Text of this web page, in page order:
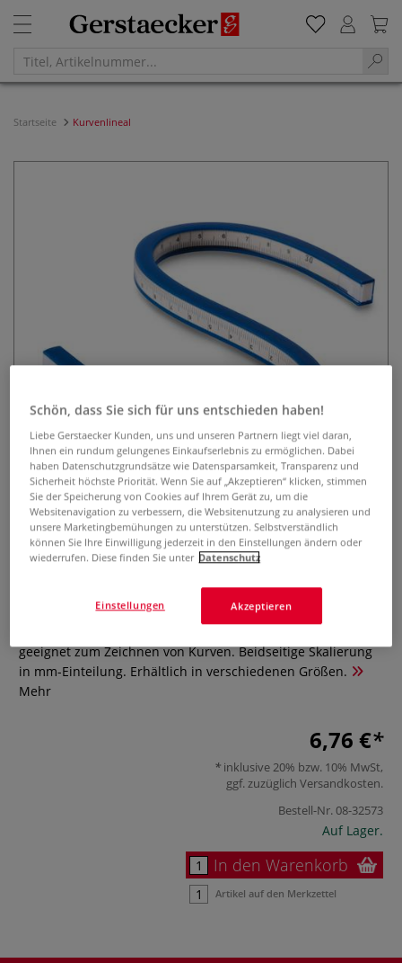
Startseite Kurvenlineal
Kurvenlineal
0 Bewertungen
geeignet zum Zeichnen von Kurven. Beidseitige Skalierung
in mm-Einteilung. Erhältlich in verschiedenen Größen.
Mehr
6,76 €
inklusive 20% bzw. 10% MwSt,
ggf. zuzüglich Versandkosten.
Bestell-Nr.08-32573
Auf Lager.
In den Warenkorb
Artikel auf den Merkzettel
Schön, dass Sie sich für uns entschieden haben!
Liebe Gerstaecker Kunden, uns und unseren Partnern liegt viel daran,
Ihnen ein rundum gelungenes Einkaufserlebnis zu ermöglichen. Dabei
haben Datenschutzgrundsätze wie Datensparsamkeit, Transparenz und
Sicherheit höchste Priorität. Wenn Sie auf „Akzeptieren“ klicken, stimmen
Sie der Speicherung von Cookies auf Ihrem Gerät zu, um die
Websitenavigation zu verbessern, die Websitenutzung zu analysieren und
unsere Marketingbemühungen zu unterstützen. Selbstverständlich
können Sie Ihre Einwilligung jederzeit in den Einstellungen ändern oder
wiederrufen. Diese finden Sie unter Datenschutz
Akzeptieren
Einstellungen